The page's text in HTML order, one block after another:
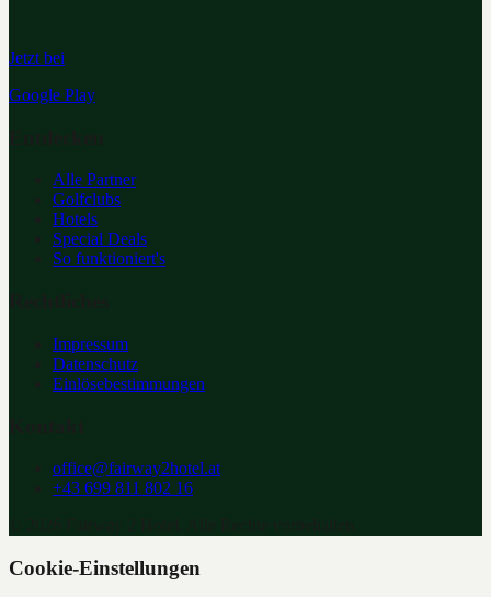
Jetzt bei
Google Play
Alle Partner
Golfclubs
Hotels
Special Deals
So funktioniert's
Impressum
Datenschutz
Einlösebestimmungen
office@fairway2hotel.at
+43 699 811 802 16
Cookie-Einstellungen